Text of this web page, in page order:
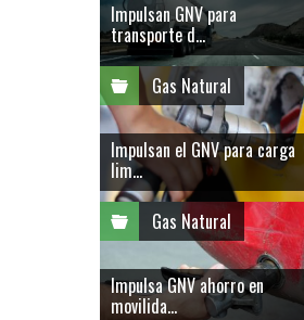
Impulsan GNV para
transporte d...
Gas Natural
Impulsan el GNV para carga
lim...
Gas Natural
Impulsa GNV ahorro en
movilida...